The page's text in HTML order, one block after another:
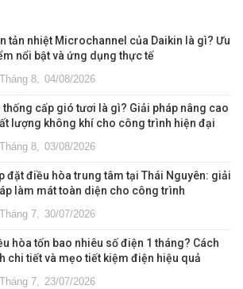
tản nhiệt Microchannel của Daikin là gì? Ưu
nổi bật và ứng dụng thực tế
Tháng 8, 04/08/2026
thống cấp gió tươi là gì? Giải pháp nâng cao
lượng không khí cho công trình hiện đại
Tháng 8, 03/08/2026
đặt điều hòa trung tâm tại Thái Nguyên: giải
làm mát toàn diện cho công trình
Tháng 7, 30/07/2026
hòa tốn bao nhiêu số điện 1 tháng? Cách
chi tiết và mẹo tiết kiệm điện hiệu quả
Tháng 7, 23/07/2026